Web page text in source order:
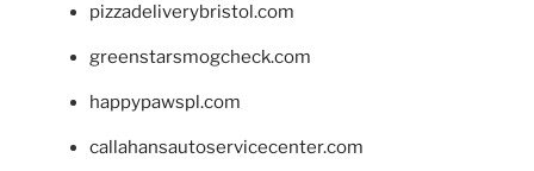
pizzadeliverybristol.com
greenstarsmogcheck.com
happypawspl.com
callahansautoservicecenter.com